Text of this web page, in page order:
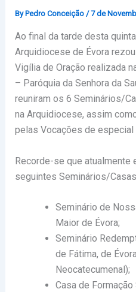
By Pedro Conceição /7 de
Ao final da tarde desta
Arquidiocese de Évora
Vigília de Oração realizada
– Paróquia da Senhora da
reuniram os 6 Seminários/
na Arquidiocese, assim
pelas Vocações de especial
Recorde-se que
seguintes Seminários/
Seminário de
Maior de Évora;
Seminário
de Fátima, de
Neocatecumenal);
Casa de